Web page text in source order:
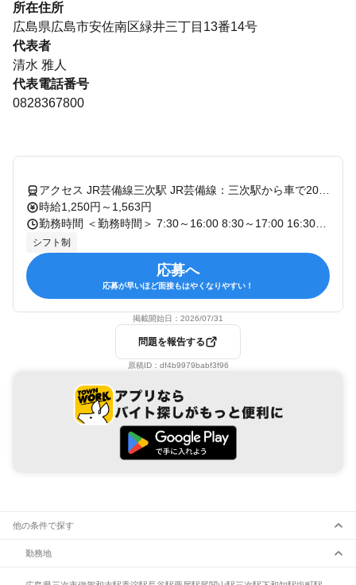
所在住所
広島県広島市安佐南区緑井三丁目13番14号
代表者
清水 雅人
代表電話番号
0828367800
時給1,250円～1,563円
シフト制
応募へ
応募が早いほど面接もはやくなりやすい！
掲載開始日： 2026/07/31
問題を報告する
原稿ID： df4b9979babf3f96
他の条件で探す
勤務地